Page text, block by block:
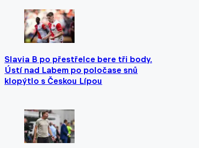
Slavia B po přestřelce bere tři body.
Ústí nad Labem po poločase snů
klopýtlo s Českou Lípou